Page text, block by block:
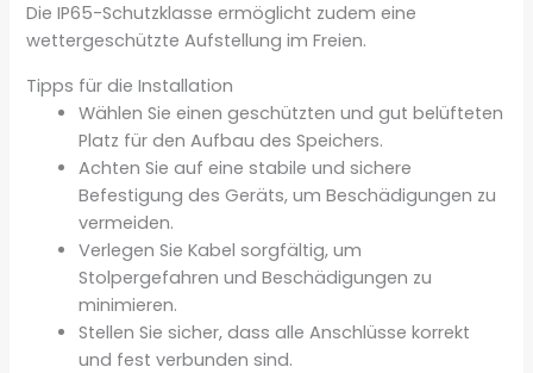
Die IP65-Schutzklasse ermöglicht zudem eine
wettergeschützte Aufstellung im Freien.
Tipps für die Installation
Wählen Sie einen geschützten und gut belüfteten
Platz für den Aufbau des Speichers.
Achten Sie auf eine stabile und sichere
Befestigung des Geräts, um Beschädigungen zu
vermeiden.
Verlegen Sie Kabel sorgfältig, um
Stolpergefahren und Beschädigungen zu
minimieren.
Stellen Sie sicher, dass alle Anschlüsse korrekt
und fest verbunden sind.